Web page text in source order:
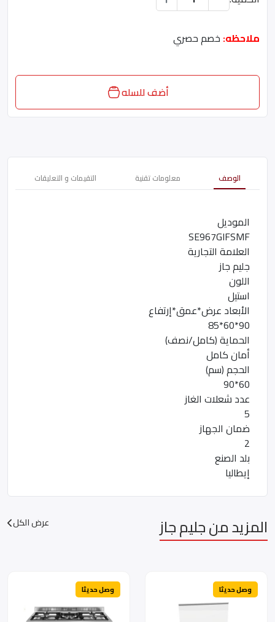
ملاحظه: خصم حصري
أضف للسله
الوصف معلومات تقنية التقيمات و التعليقات
الموديل
SE967GIFSMF
العلامة التجارية
جليم جاز
اللون
استيل
الأبعاد عرض*عمق*إرتفاع
90*60*85
الحماية (كامل/نصف)
أمان كامل
الحجم (سم)
60*90
عدد شعلات الغاز
5
ضمان الجهاز
2
بلد الصنع
إيطاليا
المزيد من جليم جاز عرض الكل
وصل حديثا وصل حديثا